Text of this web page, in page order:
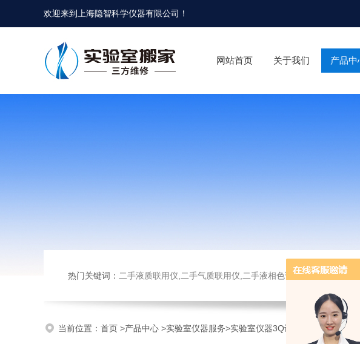
欢迎来到 上海隐智科学仪器有限公司 ！
网站首页 关于我们 产品中
热门关键词： 二手液质联用仪,二手气质联用仪,二手液相色谱仪,实验室仪器维/
当前位置： 首页 >产品中心 >实验室仪器服务>实验室仪器3Q认证